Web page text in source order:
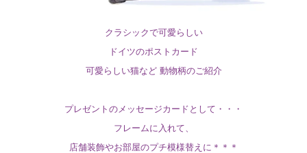
クラシックで可愛らしい
ドイツのポストカード
可愛らしい猫など 動物柄のご紹介
プレゼントのメッセージカードとして・・・
フレームに入れて、
店舗装飾やお部屋のプチ模様替えに＊＊＊